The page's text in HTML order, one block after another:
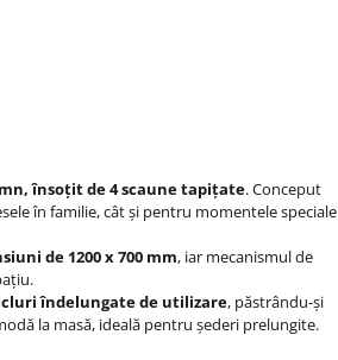
însoțit de 4 scaune tapițate. Conceput
în familie, cât și pentru momentele speciale
de 1200 x 700 mm, iar mecanismul de
îndelungate de utilizare, păstrându-și
la masă, ideală pentru șederi prelungite.